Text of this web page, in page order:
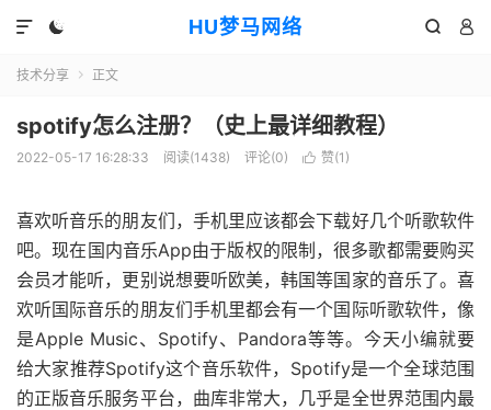
HU梦马网络
  

技术分享  正文
spotify怎么注册？（史上最详细教程）
2022-05-17 16:28:33 阅读(1438) 评论(0)  赞(1 )
喜欢听音乐的朋友们，手机里应该都会下载好几个听歌软件
吧。现在国内音乐App由于版权的限制，很多歌都需要购买
会员才能听，更别说想要听欧美，韩国等国家的音乐了。喜
欢听国际音乐的朋友们手机里都会有一个国际听歌软件，像
是Apple Music、Spotify、Pandora等等。今天小编就要
给大家推荐Spotify这个音乐软件，Spotify是一个全球范围
的正版音乐服务平台，曲库非常大，几乎是全世界范围内最